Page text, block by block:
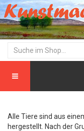
Alle Tiere sind aus
hergestellt. Nach der